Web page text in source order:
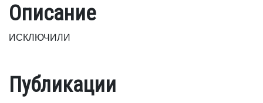
Описание
ИСКЛЮЧИЛИ
Публикации